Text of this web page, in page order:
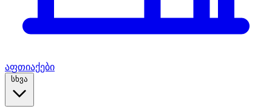
აფთიაქები
სხვა